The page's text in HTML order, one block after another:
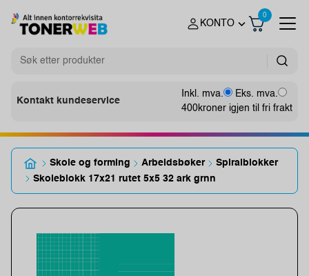
KONTO
0
Kontakt kundeservice
Inkl. mva.
Eks. mva.
400kroner igjen til fri frakt
Skole og forming Arbeidsbøker
Spiralblokker
Skoleblokk 17x21 rutet 5x5 32 ark grnn